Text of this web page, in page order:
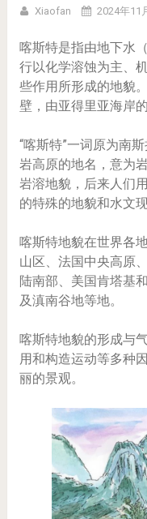
Xiaofan 2024年11
喀斯特是指由地下水
行以化学溶蚀为主、
些作用所形成的地貌
壁，由亚得里亚海岸
“喀斯特”一词原为南
岩高原的地名，意为
岩溶地貌，后来人们
的特殊的地貌和水文现
喀斯特地貌在世界各
山区、法国中央高原
陆南部、美国肯塔基
及滇南谷地等地。
喀斯特地貌的形成与
用和构造运动等多种
丽的景观。